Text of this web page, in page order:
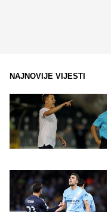
NAJNOVIJE VIJESTI